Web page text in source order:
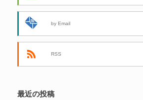
by Email
RSS
最近の投稿